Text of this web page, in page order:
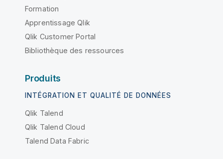
Formation
Apprentissage Qlik
Qlik Customer Portal
Bibliothèque des ressources
Produits
INTÉGRATION ET QUALITÉ DE DONNÉES
Qlik Talend
Qlik Talend Cloud
Talend Data Fabric